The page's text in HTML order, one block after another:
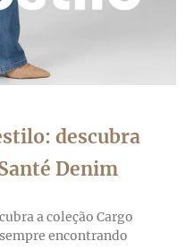
descubra
Denim
a coleção Cargo
encontrando